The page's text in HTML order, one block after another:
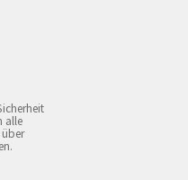
alle